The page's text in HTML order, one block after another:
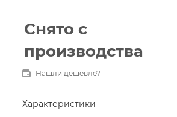
Снято с
производства
Нашли дешевле?
Характеристики